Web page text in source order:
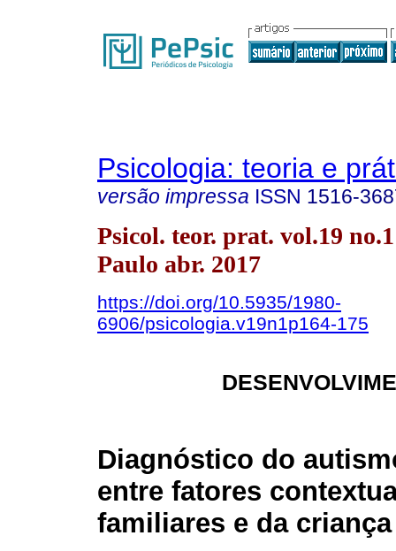
Psicologia: teoria e
versão impressa ISSN 1516-
Psicol. teor. prat. vol.19
Paulo abr. 2017
https://doi.org/10.5935/1980-
6906/psicologia.v19n1p164-175
Diagnóstico do
entre fatores
familiares e da criança